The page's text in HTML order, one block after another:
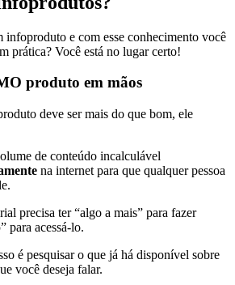
infoproduto e com esse conhecimento você
prática? Você está no lugar certo!
produto em mãos
deve ser mais do que bom, ele
de conteúdo incalculável
na internet para que qualquer pessoa
precisa ter “algo a mais” para fazer
para acessá-lo.
é pesquisar o que já há disponível sobre
você deseja falar.